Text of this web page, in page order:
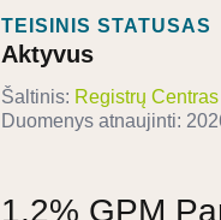
TEISINIS STATUSAS
Aktyvus
Šaltinis: Registrų Centras
Duomenys atnaujinti:
1,2% GPM